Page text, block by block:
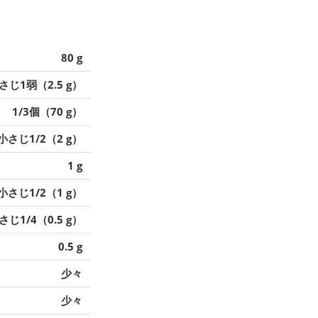
80 g
じ1弱（2.5 g）
1/3個（70 g）
さじ1/2（2 g）
1 g
さじ1/2（1 g）
じ1/4（0.5 g）
0.5 g
少々
少々